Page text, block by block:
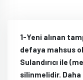
1-Yeni alınan
defaya mahsus
Sulandırıcı ile
silinmelidir.